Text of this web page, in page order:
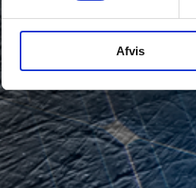
Afvis